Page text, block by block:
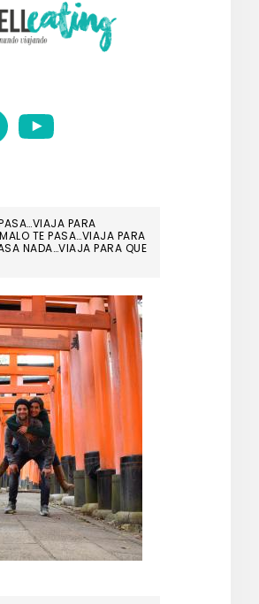
YouTube
PARA
TE PASA…VIAJA PARA
NADA…VIAJA PARA QUE